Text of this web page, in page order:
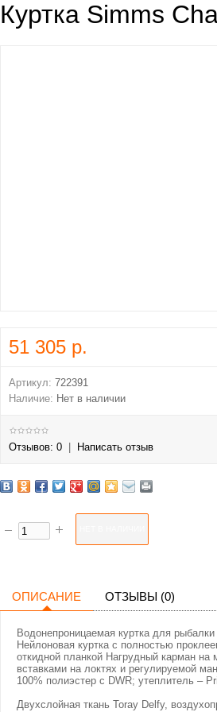
Куртка Simms
51 305 р.
Артикул: 722391
Наличие: Нет в наличии
Отзывов: 0 Написать отзыв
ОПИСАНИЕ ОТЗЫВЫ (0)
Водонепроницаемая куртка для
Нейлоновая куртка с полностью
откидной планкой Нагрудный карман
вставками на локтях и регулируемой
100% полиэстер с DWR; утеплитель –
Двухслойная ткань Toray Delfy,